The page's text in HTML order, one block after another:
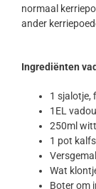
normaal
ander
Ingrediënten
1 sjalotje,
1EL
250ml
1 pot
Wat
Boter om